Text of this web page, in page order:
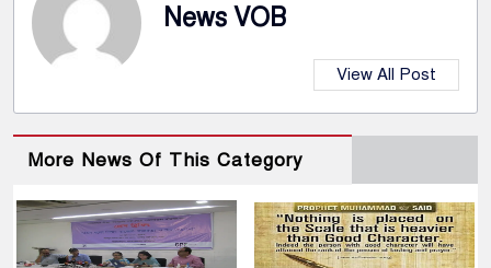
News VOB
View All Post
More News Of This Category